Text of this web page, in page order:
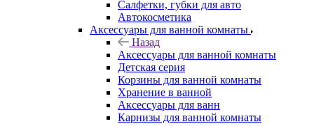
Салфетки, губки для авто
Автокосметика
Аксессуары для ванной комнаты
Назад
Аксессуары для ванной комнаты
Детская серия
Корзины для ванной комнаты
Хранение в ванной
Аксессуары для ванн
Карнизы для ванной комнаты